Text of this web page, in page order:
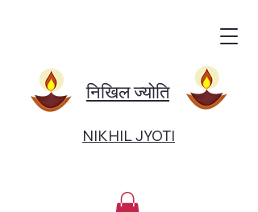
निखिल ज्योति
NIKHIL JYOTI